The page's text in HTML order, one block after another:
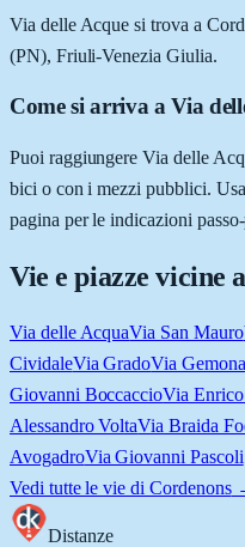
Via delle Acque si trova a
(PN), Friuli-Venezia Giulia.
Come si arriva a Via
Puoi raggiungere Via delle
bici o con i mezzi pubblici.
pagina per le indicazioni
Vie e piazze vicine a
Via delle AcquaVia San Mauro
CividaleVia GradoVia Gemona
Giovanni BoccaccioVia
Alessandro VoltaVia Braida
AvogadroVia Giovanni Pascoli
Vedi tutte le vie di Cordenons
Distanze